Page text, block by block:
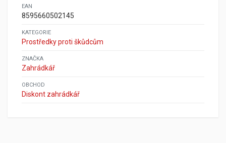
EAN
8595660502145
KATEGORIE
Prostředky proti škůdcům
ZNAČKA
Zahrádkář
OBCHOD
Diskont zahrádkář